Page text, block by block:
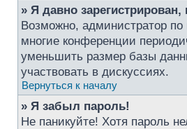
» Я давно
Возможно, администратор
многие конференции
уменьшить размер базы
участвовать в дискуссиях.
Вернуться к началу
» Я забыл пароль!
Не паникуйте! Хотя пароль